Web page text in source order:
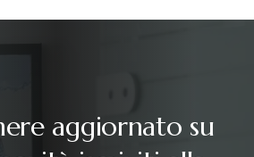
+
+
aggiornato su